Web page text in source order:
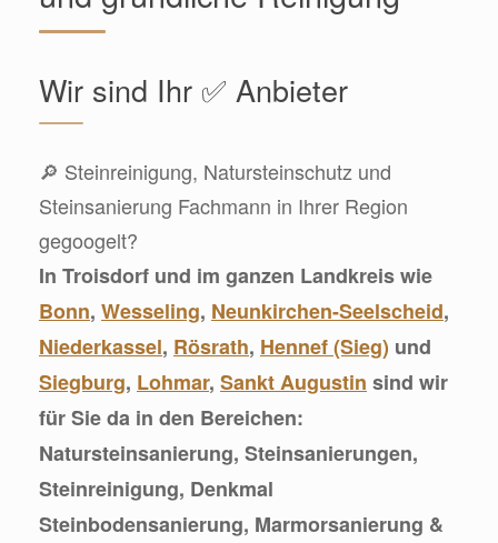
Wir sind Ihr ✅ Anbieter
🔎 Steinreinigung, Natursteinschutz und
Steinsanierung Fachmann in Ihrer Region
gegoogelt?
In Troisdorf und im ganzen Landkreis wie
Bonn, Wesseling, Neunkirchen-Seelscheid,
Niederkassel, Rösrath, Hennef (Sieg) und
Siegburg, Lohmar, Sankt Augustin sind wir
für Sie da in den Bereichen:
Natursteinsanierung, Steinsanierungen,
Steinreinigung, Denkmal
Steinbodensanierung, Marmorsanierung &